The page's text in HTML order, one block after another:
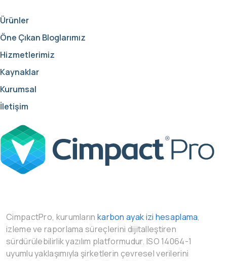
Ürünler
Öne Çıkan Bloglarımız
Hizmetlerimiz
Kaynaklar
Kurumsal
İletişim
CimpactPro, kurumların karbon ayak izi hesaplama,
izleme ve raporlama süreçlerini dijitalleştiren
sürdürülebilirlik yazılım platformudur. ISO 14064-1
uyumlu yaklaşımıyla şirketlerin çevresel verilerini